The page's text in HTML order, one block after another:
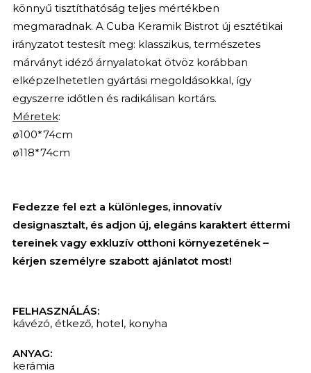
könnyű tisztíthatóság teljes mértékben
megmaradnak. A Cuba Keramik Bistrot új esztétikai
irányzatot testesít meg: klasszikus, természetes
márványt idéző árnyalatokat ötvöz korábban
elképzelhetetlen gyártási megoldásokkal, így
egyszerre időtlen és radikálisan kortárs.
Méretek:
ø100*74cm
ø118*74cm
Fedezze fel ezt a különleges, innovatív
designasztalt, és adjon új, elegáns karaktert éttermi
tereinek vagy exkluzív otthoni környezetének –
kérjen személyre szabott ajánlatot most!
FELHASZNÁLÁS:
kávézó, étkező, hotel, konyha
ANYAG:
kerámia